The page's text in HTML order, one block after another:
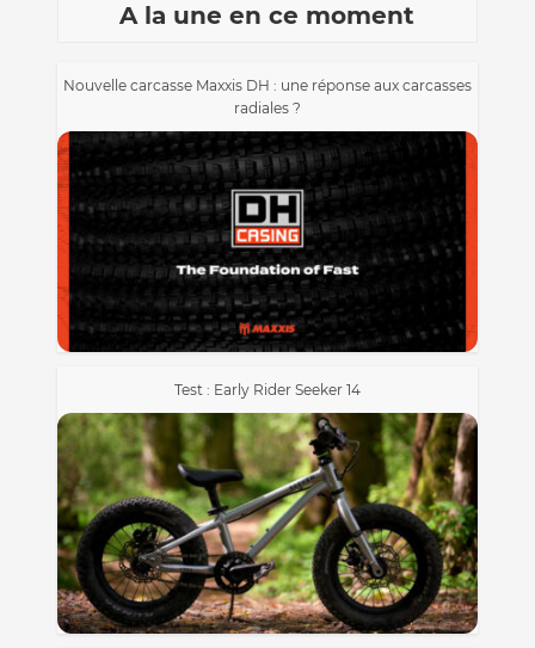
A la une en ce moment
Nouvelle carcasse Maxxis DH : une réponse aux carcasses
radiales ?
Test : Early Rider Seeker 14